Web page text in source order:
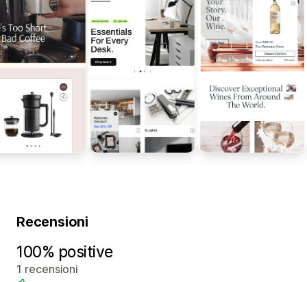
Recensioni
100% positive
1 recensioni